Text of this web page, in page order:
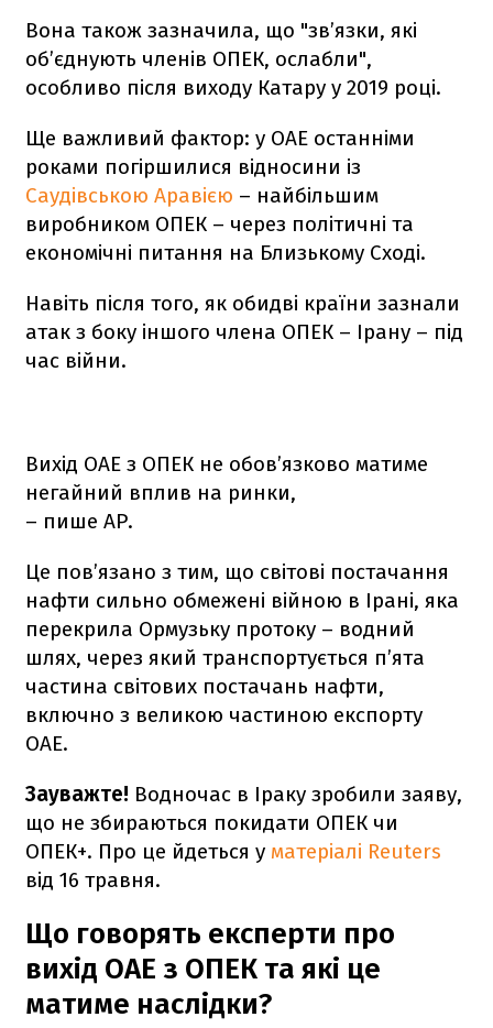
Вона також зазначила, що "зв’язки, які
об’єднують членів ОПЕК, ослабли",
особливо після виходу Катару у 2019 році.
Ще важливий фактор: у ОАЕ останніми
роками погіршилися відносини із
Саудівською Аравією – найбільшим
виробником ОПЕК – через політичні та
економічні питання на Близькому Сході.
Навіть після того, як обидві країни зазнали
атак з боку іншого члена ОПЕК – Ірану – під
час війни.
Вихід ОАЕ з ОПЕК не обов’язково матиме
негайний вплив на ринки,
– пише АР.
Це пов’язано з тим, що світові постачання
нафти сильно обмежені війною в Ірані, яка
перекрила Ормузьку протоку – водний
шлях, через який транспортується п’ята
частина світових постачань нафти,
включно з великою частиною експорту
ОАЕ.
Зауважте! Водночас в Іраку зробили заяву,
що не збираються покидати ОПЕК чи
ОПЕК+. Про це йдеться у матеріалі Reuters
від 16 травня.
Що говорять експерти про
вихід ОАЕ з ОПЕК та які це
матиме наслідки?